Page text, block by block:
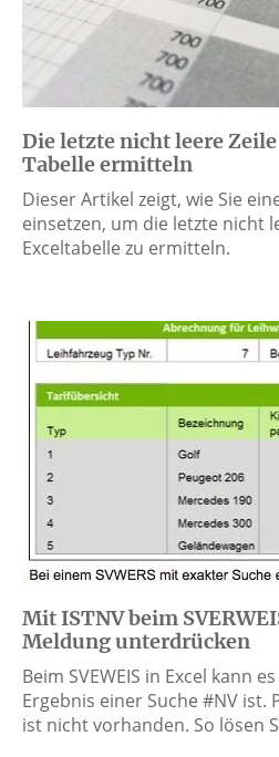
Die letzte nicht leere
Tabelle ermitteln
Dieser Artikel zeigt, wie Sie
einsetzen, um die letzte nicht
Exceltabelle zu ermitteln.
Mit ISTNV beim
Meldung unterdrücken
Beim SVEWEIS in Excel kann
Ergebnis einer Suche #NV ist.
ist nicht vorhanden. So lösen